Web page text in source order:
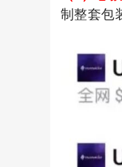
制整套包